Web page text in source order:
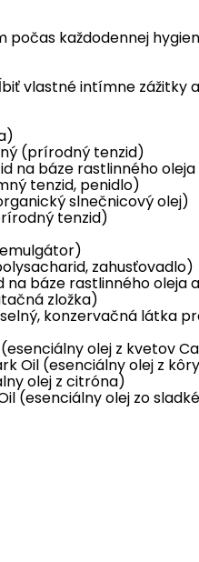
počas každodennej
vlastné intímne zážitky
(prírodný tenzid)
na báze rastlinného
tenzid, penidlo)
slnečnicový olej)
tenzid)
zahusťovadlo)
báze rastlinného oleja
zložka)
konzervačná látka
olej z kvetov
Oil (esenciálny olej z
olej z citróna)
(esenciálny olej zo